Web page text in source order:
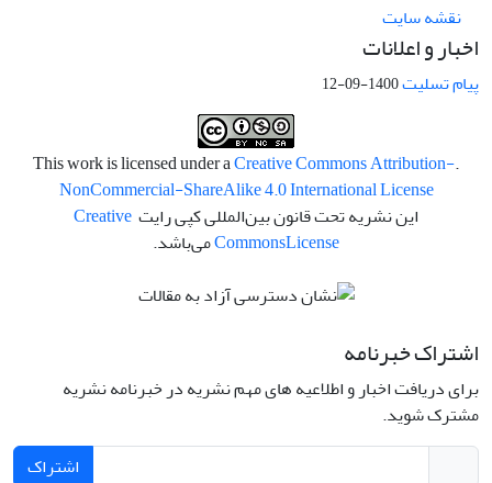
نقشه سایت
اخبار و اعلانات
پیام تسلیت1400-09-12
.This work is licensed under a
Creative Commons Attribution-
NonCommercial-ShareAlike 4.0 International License
این نشریه تحت قانون بین‌المللی کپی رایت Creative
CommonsLicense می‌باشد.
اشتراک خبرنامه
برای دریافت اخبار و اطلاعیه های مهم نشریه در خبرنامه نشریه
مشترک شوید.
اشتراک